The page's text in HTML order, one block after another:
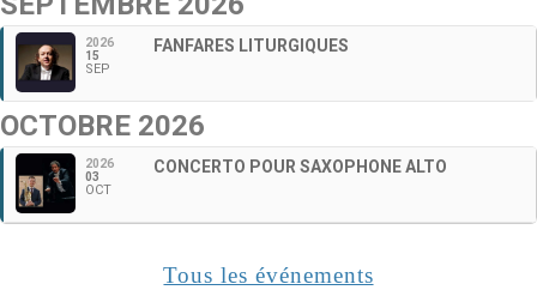
2026
15
SEP
FANFARES LITURGIQUES
OCTOBRE 2026
2026
03
OCT
CONCERTO POUR SAXOPHONE ALTO
Tous les événements